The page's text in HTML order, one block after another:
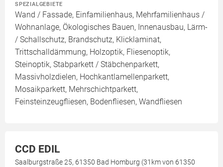
SPEZIALGEBIETE
Wand / Fassade, Einfamilienhaus, Mehrfamilienhaus /
Wohnanlage, Ökologisches Bauen, Innenausbau, Lärm-
/ Schallschutz, Brandschutz, Klicklaminat,
Trittschalldämmung, Holzoptik, Fliesenoptik,
Steinoptik, Stabparkett / Stäbchenparkett,
Massivholzdielen, Hochkantlamellenparkett,
Mosaikparkett, Mehrschichtparkett,
Feinsteinzeugfliesen, Bodenfliesen, Wandfliesen
CCD EDIL
Saalburgstraße 25, 61350 Bad Homburg (31km von 61350